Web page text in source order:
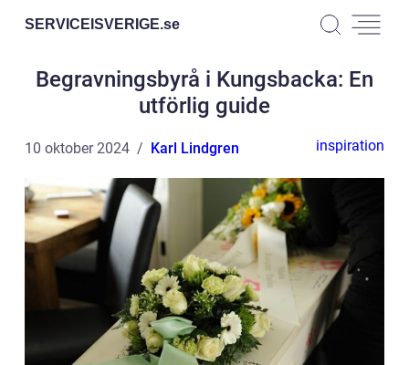
SERVICEISVERIGE.se
Begravningsbyrå i Kungsbacka: En
utförlig guide
10 oktober 2024 Karl Lindgren inspiration